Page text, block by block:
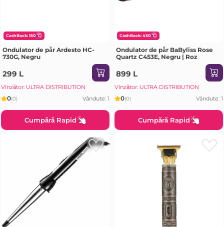
CashBack: 150
Ondulator de păr Ardesto HC-
730G, Negru
299 L
Vînzător: ULTRA DISTRIBUTION
0(0) Vândute: 1
Cumpără Rapid
CashBack: 450
Ondulator de păr BaByliss Rose
Quartz C453E, Negru | Roz
899 L
Vînzător: ULTRA DISTRIBUTION
0(0) Vândute: 1
Cumpără Rapid